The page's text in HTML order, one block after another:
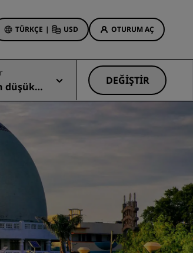
TÜRKÇE | USD OTURUM AÇ
Otel Fırsatları
İlk seferin büyüsü
Deals of the Day
Erken rezervasyon
Paketlerimize göz atın
Seyahat fikirleri
Aile dostu oteller
düşük
DEĞIŞTIR